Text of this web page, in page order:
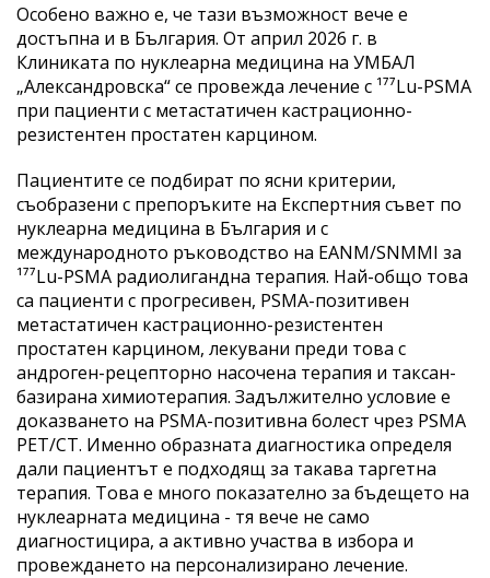
Особено важно е, че тази възможност вече е
достъпна и в България. От април 2026 г. в
Клиниката по нуклеарна медицина на УМБАЛ
„Александровска“ се провежда лечение с ¹⁷⁷Lu-PSMA
при пациенти с метастатичен кастрационно-
резистентен простатен карцином.
Пациентите се подбират по ясни критерии,
съобразени с препоръките на Експертния съвет по
нуклеарна медицина в България и с
международното ръководство на EANM/SNMMI за
¹⁷⁷Lu-PSMA радиолигандна терапия. Най-общо това
са пациенти с прогресивен, PSMA-позитивен
метастатичен кастрационно-резистентен
простатен карцином, лекувани преди това с
андроген-рецепторно насочена терапия и таксан-
базирана химиотерапия. Задължително условие е
доказването на PSMA-позитивна болест чрез PSMA
PET/CT. Именно образната диагностика определя
дали пациентът е подходящ за такава таргетна
терапия. Това е много показателно за бъдещето на
нуклеарната медицина - тя вече не само
диагностицира, а активно участва в избора и
провеждането на персонализирано лечение.